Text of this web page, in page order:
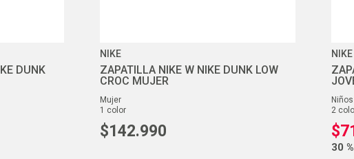
DUNK
NIKE
ZAPATILLA NIKE W NIKE DUNK LOW
CROC MUJER
mujer
1 color
$142.990
NIKE
niños
2
$
30 %